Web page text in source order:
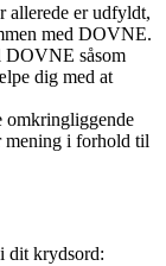
allerede er udfyldt,
med DOVNE.
DOVNE såsom
dig med at
omkringliggende
mening i forhold til
dit krydsord: